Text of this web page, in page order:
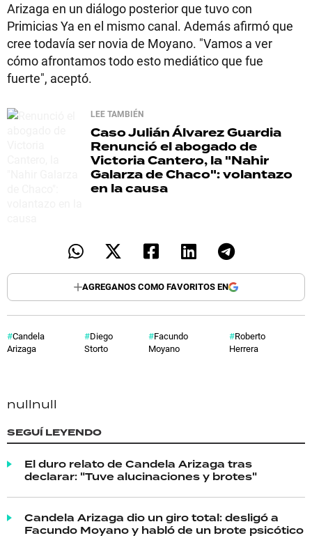
Arizaga en un diálogo posterior que tuvo con
Primicias Ya en el mismo canal. Además afirmó que
cree todavía ser novia de Moyano. "Vamos a ver
cómo afrontamos todo esto mediático que fue
fuerte", aceptó.
LEE TAMBIÉN
Caso Julián Álvarez Guardia
Renunció el abogado de
Victoria Cantero, la "Nahir
Galarza de Chaco": volantazo
en la causa
AGREGANOS COMO FAVORITOS EN
Candela
Arizaga
Diego
Storto
Facundo
Moyano
Roberto
Herrera
nullnull
SEGUÍ LEYENDO
El duro relato de Candela Arizaga tras
declarar: "Tuve alucinaciones y brotes"
Candela Arizaga dio un giro total: desligó a
Facundo Moyano y habló de un brote psicótico